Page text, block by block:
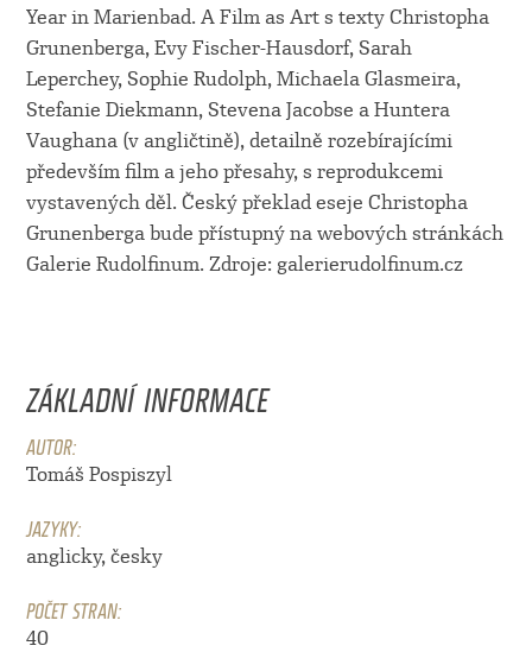
Year in Marienbad. A Film as Art s texty Christopha
Grunenberga, Evy Fischer-Hausdorf, Sarah
Leperchey, Sophie Rudolph, Michaela Glasmeira,
Stefanie Diekmann, Stevena Jacobse a Huntera
Vaughana (v angličtině), detailně rozebírajícími
především film a jeho přesahy, s reprodukcemi
vystavených děl. Český překlad eseje Christopha
Grunenberga bude přístupný na webových stránkách
Galerie Rudolfinum. Zdroje: galerierudolfinum.cz
ZÁKLADNÍ INFORMACE
AUTOR:
Tomáš Pospiszyl
JAZYKY:
anglicky, česky
POČET STRAN:
40